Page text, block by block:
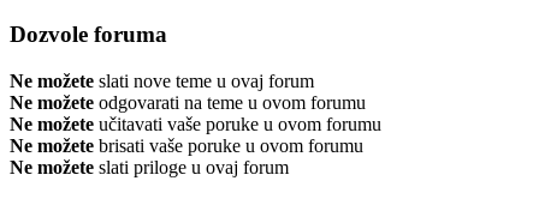
Dozvole foruma
Ne možete slati nove teme u ovaj forum
Ne možete odgovarati na teme u ovom forumu
Ne možete učitavati vaše poruke u ovom forumu
Ne možete brisati vaše poruke u ovom forumu
Ne možete slati priloge u ovaj forum